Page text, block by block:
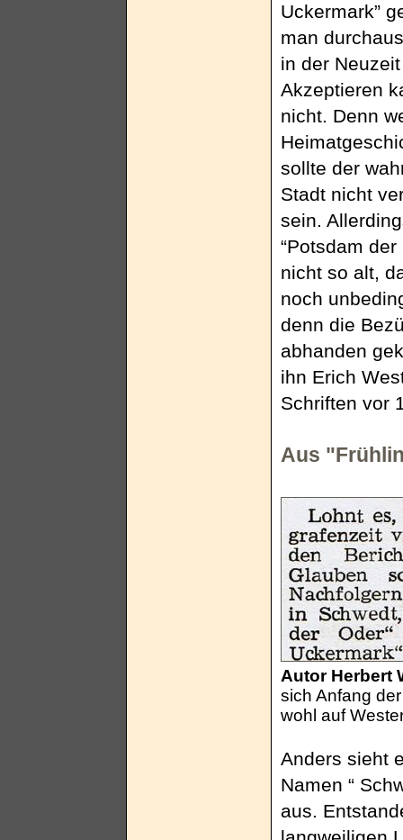
Uckermark”
man
in der
Akzeptieren
nicht. Denn
sollte der
Stadt nicht
sein.
“Potsdam
nicht so alt,
noch
denn die
abhanden
ihn Erich
Schriften vor
Aus
Autor Herbert
sich Anfang
wohl auf
Anders sieht
Namen “
aus.